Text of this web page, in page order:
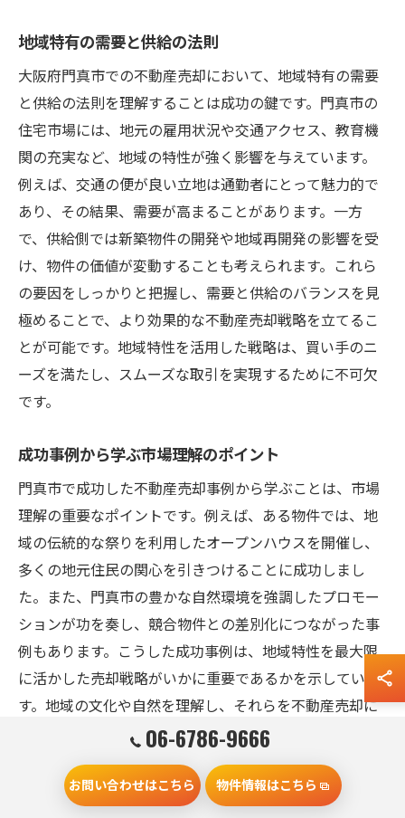
地域特有の需要と供給の法則
大阪府門真市での不動産売却において、地域特有の需要
と供給の法則を理解することは成功の鍵です。門真市の
住宅市場には、地元の雇用状況や交通アクセス、教育機
関の充実など、地域の特性が強く影響を与えています。
例えば、交通の便が良い立地は通勤者にとって魅力的で
あり、その結果、需要が高まることがあります。一方
で、供給側では新築物件の開発や地域再開発の影響を受
け、物件の価値が変動することも考えられます。これら
の要因をしっかりと把握し、需要と供給のバランスを見
極めることで、より効果的な不動産売却戦略を立てるこ
とが可能です。地域特性を活用した戦略は、買い手のニ
ーズを満たし、スムーズな取引を実現するために不可欠
です。
成功事例から学ぶ市場理解のポイント
門真市で成功した不動産売却事例から学ぶことは、市場
理解の重要なポイントです。例えば、ある物件では、地
域の伝統的な祭りを利用したオープンハウスを開催し、
多くの地元住民の関心を引きつけることに成功しまし
た。また、門真市の豊かな自然環境を強調したプロモー
ションが功を奏し、競合物件との差別化につながった事
例もあります。こうした成功事例は、地域特性を最大限
に活かした売却戦略がいかに重要であるかを示していま
す。地域の文化や自然を理解し、それらを不動産売却に
おける武器として活用することが、門真市での不動産売
不動産売却に挑む際には、より効果的なアプローチを心
掛けてください。
06-6786-9666
お問い合わせはこちら 物件情報はこちら